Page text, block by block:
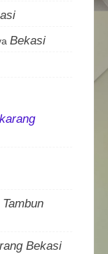
Bekasi
Tambun
Bekasi